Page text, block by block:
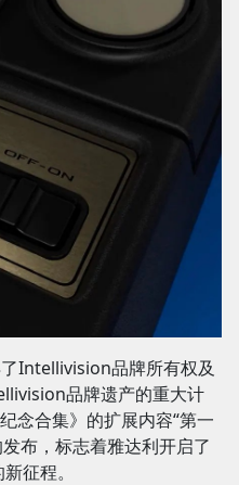
Intellivision品牌所有权及
品牌遗产的重大计
念合集》的扩展内容“第一
布，标志着雅达利开启了
征程。